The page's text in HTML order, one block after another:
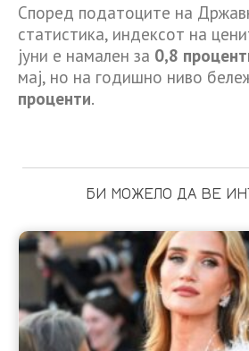
Според податоците на
статистика, индексот на
јуни е намален за 0,8
мај, но на годишно ниво
проценти.
БИ МОЖЕЛО ДА ВЕ